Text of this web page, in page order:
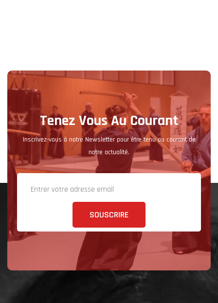
Tenez Vous Au Courant
Inscrivez-vous à notre Newsletter pour être tenu au courant de
notre actualité.
SOUSCRIRE